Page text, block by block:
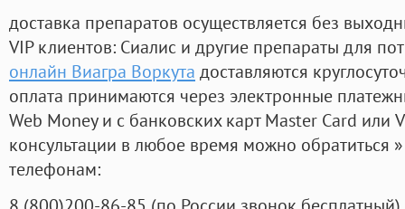
доставка препаратов осуществляется без
VIP клиентов: Сиалис и другие препараты для
онлайн Виагра Воркута доставляются
оплата принимаются через электронные
Web Money и с банковских карт Master Card или
консультации в любое время можно обратиться
телефонам: